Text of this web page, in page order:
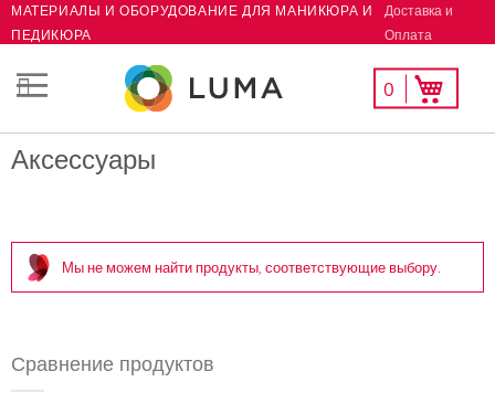
Skip
Content
МАТЕРИАЛЫ И ОБОРУДОВАНИЕ ДЛЯ МАНИКЮРА И
ПЕДИКЮРА
Доставка и
Оплата
Моя корзина
0
Мой
список
Аксессуары
Мы не можем найти продукты, соответствующие выбору.
Сравнение продуктов